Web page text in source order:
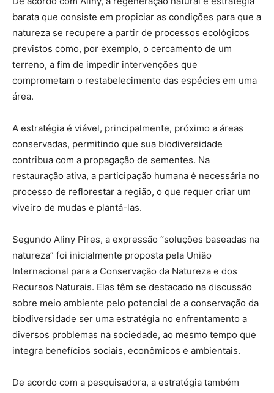
barata que consiste em propiciar as condições para que a
natureza se recupere a partir de processos ecológicos
previstos como, por exemplo, o cercamento de um
terreno, a fim de impedir intervenções que
comprometam o restabelecimento das espécies em uma
área.
A estratégia é viável, principalmente, próximo a áreas
conservadas, permitindo que sua biodiversidade
contribua com a propagação de sementes. Na
restauração ativa, a participação humana é necessária no
processo de reflorestar a região, o que requer criar um
viveiro de mudas e plantá-las.
Segundo Aliny Pires, a expressão “soluções baseadas na
natureza” foi inicialmente proposta pela União
Internacional para a Conservação da Natureza e dos
Recursos Naturais. Elas têm se destacado na discussão
sobre meio ambiente pelo potencial de a conservação da
biodiversidade ser uma estratégia no enfrentamento a
diversos problemas na sociedade, ao mesmo tempo que
integra benefícios sociais, econômicos e ambientais.
De acordo com a pesquisadora, a estratégia também